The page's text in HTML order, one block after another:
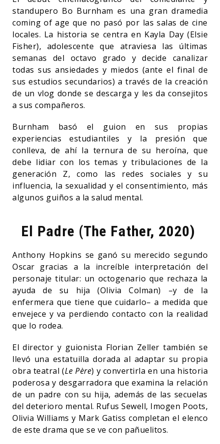
standupero Bo Burnham es una gran dramedia
coming of age que no pasó por las salas de cine
locales. La historia se centra en Kayla Day (Elsie
Fisher), adolescente que atraviesa las últimas
semanas del octavo grado y decide canalizar
todas sus ansiedades y miedos (ante el final de
sus estudios secundarios) a través de la creación
de un vlog donde se descarga y les da consejitos
a sus compañeros.
Burnham basó el guion en sus propias
experiencias estudiantiles y la presión que
conlleva, de ahí la ternura de su heroína, que
debe lidiar con los temas y tribulaciones de la
generación Z, como las redes sociales y su
influencia, la sexualidad y el consentimiento, más
algunos guiños a la salud mental.
El Padre (The Father, 2020)
Anthony Hopkins se ganó su merecido segundo
Oscar gracias a la increíble interpretación del
personaje titular: un octogenario que rechaza la
ayuda de su hija (Olivia Colman) –y de la
enfermera que tiene que cuidarlo– a medida que
envejece y va perdiendo contacto con la realidad
que lo rodea.
El director y guionista Florian Zeller también se
llevó una estatuilla dorada al adaptar su propia
obra teatral (Le Père) y convertirla en una historia
poderosa y desgarradora que examina la relación
de un padre con su hija, además de las secuelas
del deterioro mental. Rufus Sewell, Imogen Poots,
Olivia Williams y Mark Gatiss completan el elenco
de este drama que se ve con pañuelitos.